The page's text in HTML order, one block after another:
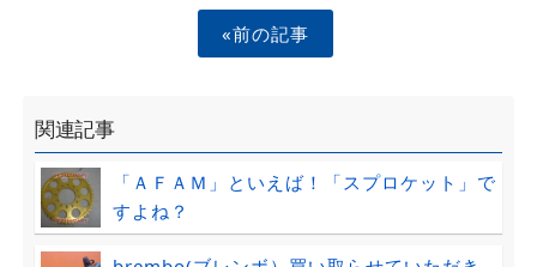
«前の記事
関連記事
「ＡＦＡＭ」といえば！「スプロケット」で
すよね？